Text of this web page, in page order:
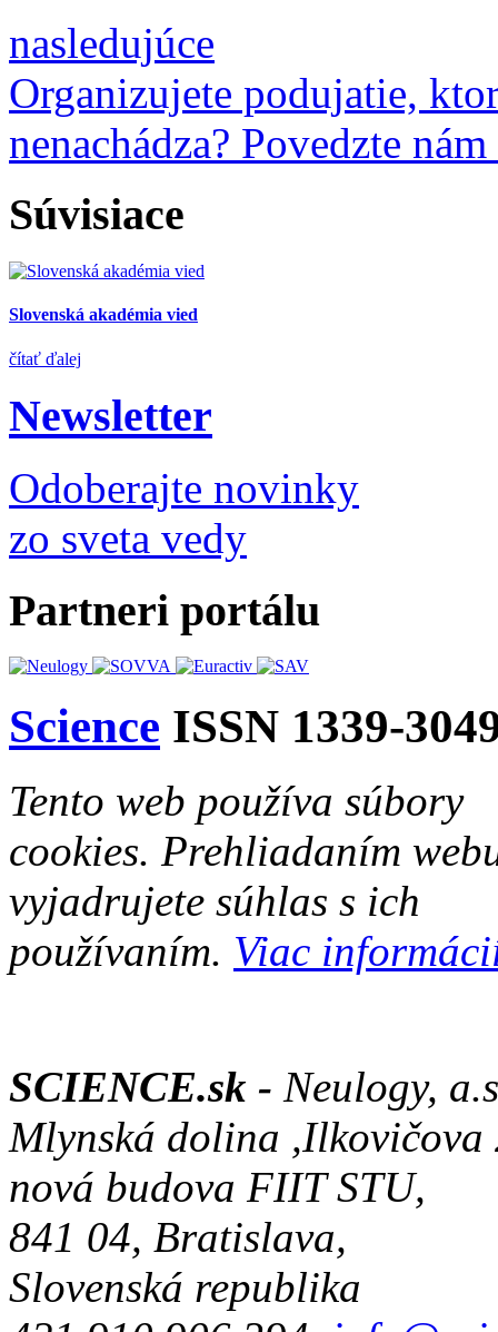
nasledujúce
Organizujete podujatie,
nenachádza? Povedzte
Súvisiace
Slovenská akadémia vied
čítať ďalej
Newsletter
Odoberajte novinky
zo sveta vedy
Partneri portálu
Science ISSN 1339-
Tento web používa súbory
cookies. Prehliadaním
vyjadrujete súhlas s ich
používaním. Viac
SCIENCE.sk - Neulogy,
Mlynská dolina ,Ilkovičova
nová budova FIIT STU,
841 04, Bratislava,
Slovenská republika